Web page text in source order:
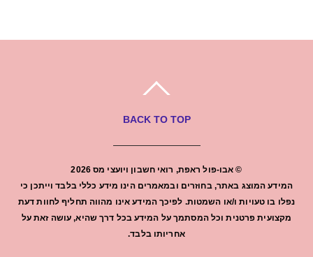
BACK TO TOP
© אבו-פול ראפת, רואי חשבון ויועצי מס2026
המידע המוצג באתר, בחוזרים ובמאמרים הינו מידע כללי בלבד וייתכן כי
נפלו בו טעויות ו/או השמטות. לפיכך המידע אינו מהווה תחליף לחוות דעת
מקצועית פרטנית וכל המסתמך על המידע בכל דרך שהיא, עושה זאת על
אחריותו בלבד.